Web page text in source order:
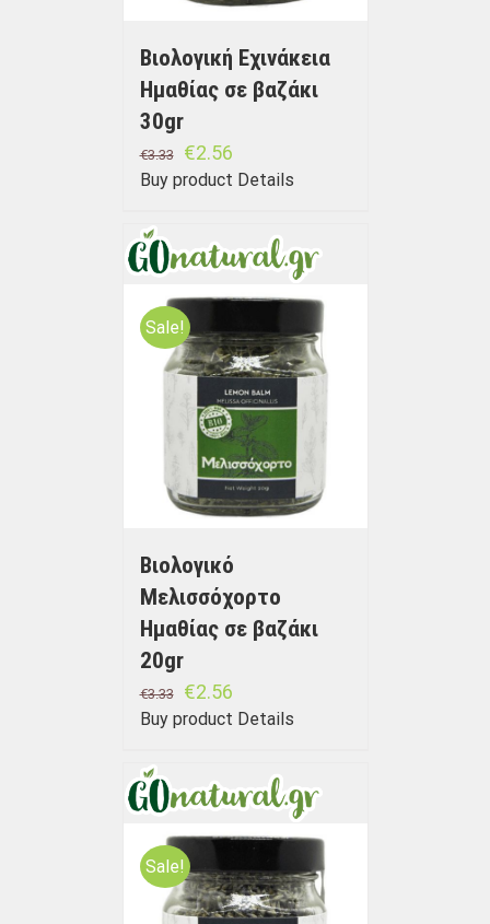
Βιολογική Εχινάκεια
Ημαθίας σε βαζάκι
30gr
€3.33 €2.56
Buy product Details
Sale!
Βιολογικό
Μελισσόχορτο
Ημαθίας σε βαζάκι
20gr
€3.33 €2.56
Buy product Details
Sale!